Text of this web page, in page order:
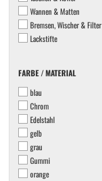
Wannen & Matten
Bremsen, Wischer & Filter
Lackstifte
FARBE
MATERIAL
FARBE / MATERIAL
blau
Chrom
Edelstahl
gelb
grau
Gummi
orange